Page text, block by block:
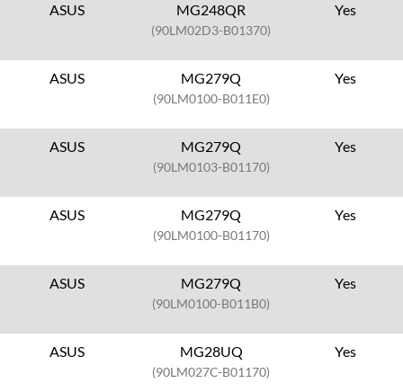
ASUS MG248QR
(90LM02D3-B01370)
Yes
ASUS MG279Q
(90LM0100-B011E0)
Yes
ASUS MG279Q
(90LM0103-B01170)
Yes
ASUS MG279Q
(90LM0100-B01170)
Yes
ASUS MG279Q
(90LM0100-B011B0)
Yes
ASUS MG28UQ
(90LM027C-B01170)
Yes